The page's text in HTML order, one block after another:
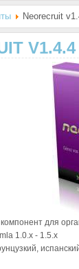
Neorecruit
для
1.0.x - 1.5.x